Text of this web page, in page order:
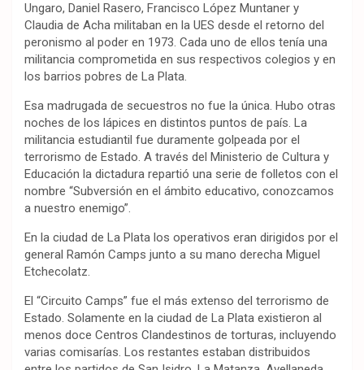
Ungaro, Daniel Rasero, Francisco López Muntaner y
Claudia de Acha militaban en la UES desde el retorno del
peronismo al poder en 1973. Cada uno de ellos tenía una
militancia comprometida en sus respectivos colegios y en
los barrios pobres de La Plata.
Esa madrugada de secuestros no fue la única. Hubo otras
noches de los lápices en distintos puntos de país. La
militancia estudiantil fue duramente golpeada por el
terrorismo de Estado. A través del Ministerio de Cultura y
Educación la dictadura repartió una serie de folletos con el
nombre “Subversión en el ámbito educativo, conozcamos
a nuestro enemigo”.
En la ciudad de La Plata los operativos eran dirigidos por el
general Ramón Camps junto a su mano derecha Miguel
Etchecolatz.
El “Circuito Camps” fue el más extenso del terrorismo de
Estado. Solamente en la ciudad de La Plata existieron al
menos doce Centros Clandestinos de torturas, incluyendo
varias comisarías. Los restantes estaban distribuidos